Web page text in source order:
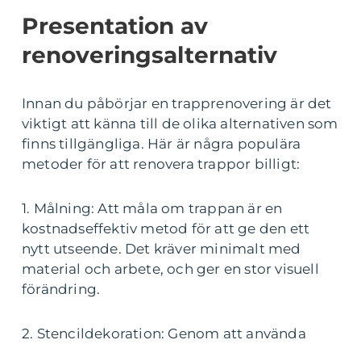
Presentation av
renoveringsalternativ
Innan du påbörjar en trapprenovering är det
viktigt att känna till de olika alternativen som
finns tillgängliga. Här är några populära
metoder för att renovera trappor billigt:
1. Målning: Att måla om trappan är en
kostnadseffektiv metod för att ge den ett
nytt utseende. Det kräver minimalt med
material och arbete, och ger en stor visuell
förändring.
2. Stencildekoration: Genom att använda